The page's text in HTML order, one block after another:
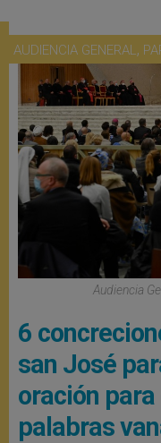
AUDIENCIA GENERAL,
Audiencia
6
san José
oración
palabras